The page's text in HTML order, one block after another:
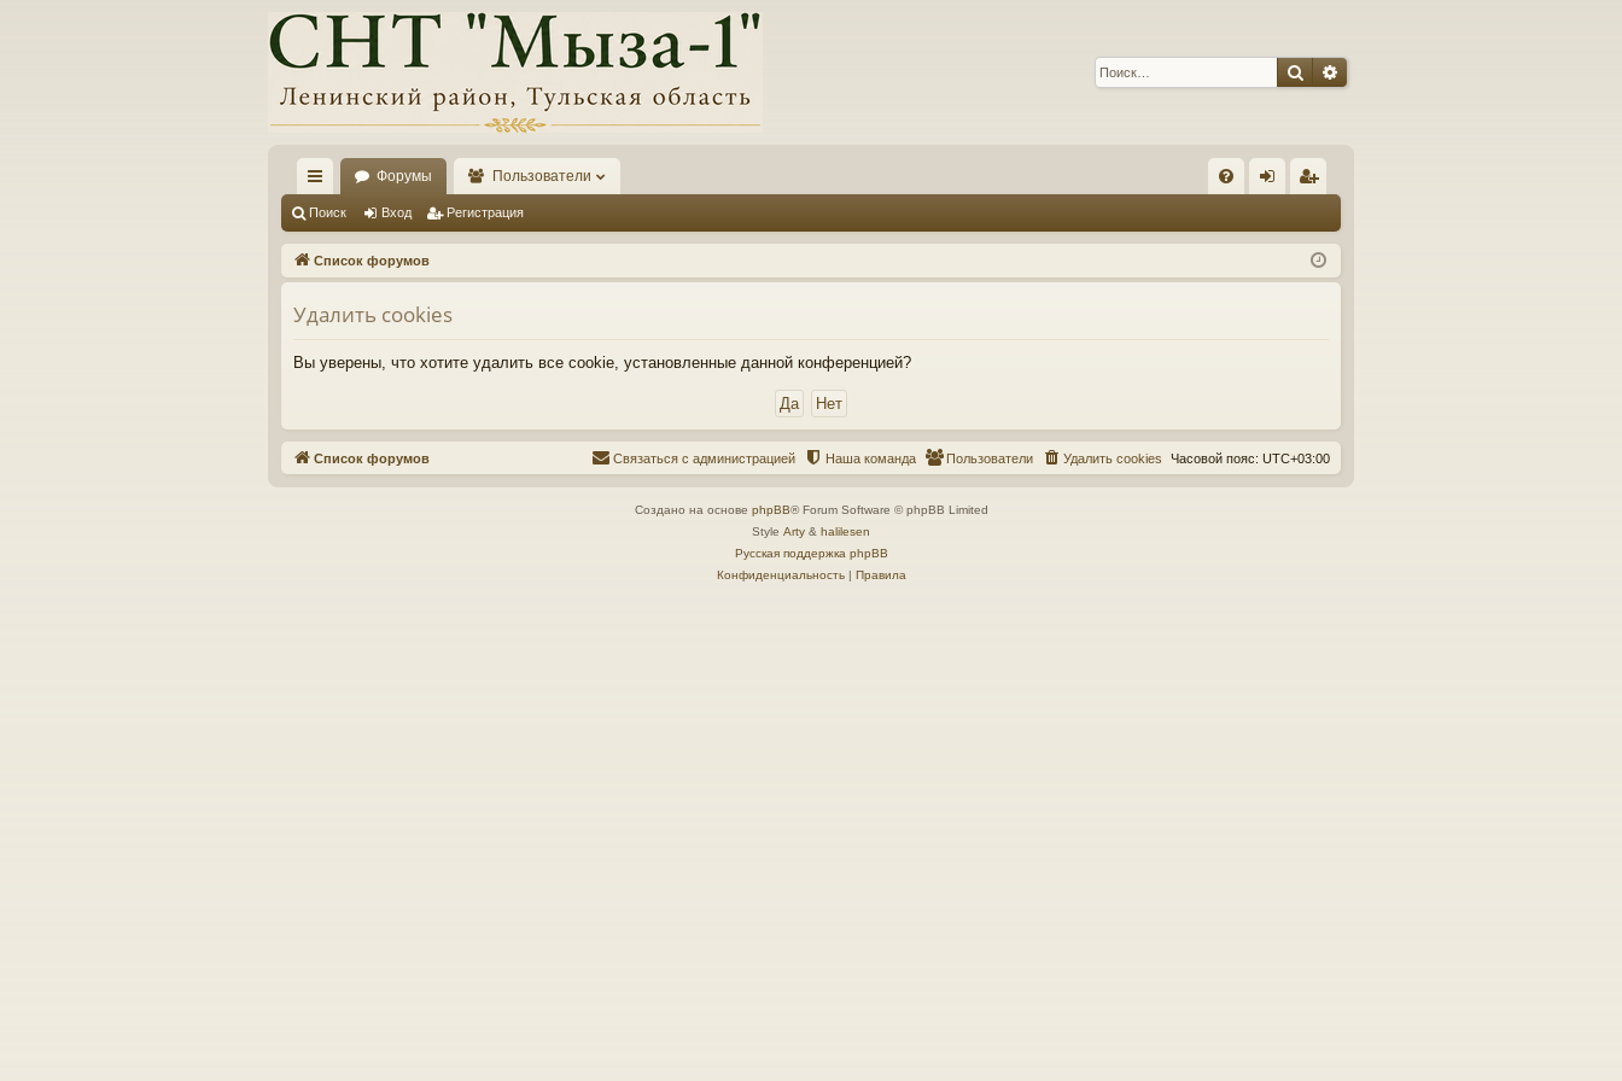
ПоискРасширенный поиск
с
ы
лк
и
Форумы Пользователи
Q д ис
тр
Поиск Вход Регистрация
Список форумов
Удалить cookies
Вы уверены, что хотите удалить все cookie, установленные данной конференцией?
Список форумов Часовой пояс: UTC+03:00
Удалить cookies
Пользователи
Наша команда
Связаться с администрацией
Создано на основе phpBB® Forum Software © phpBB Limited
Style Arty & halilesen
Русская поддержка phpBB
Конфиденциальность| Правила